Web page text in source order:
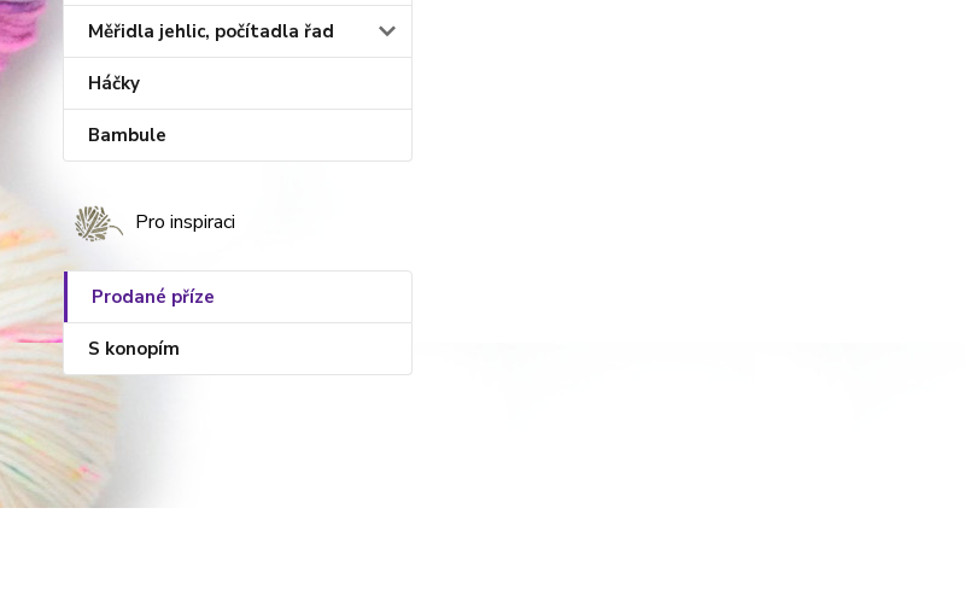
Měřidla jehlic, počítadla řad
Háčky
Bambule
Pro inspiraci
Prodané příze
S konopím